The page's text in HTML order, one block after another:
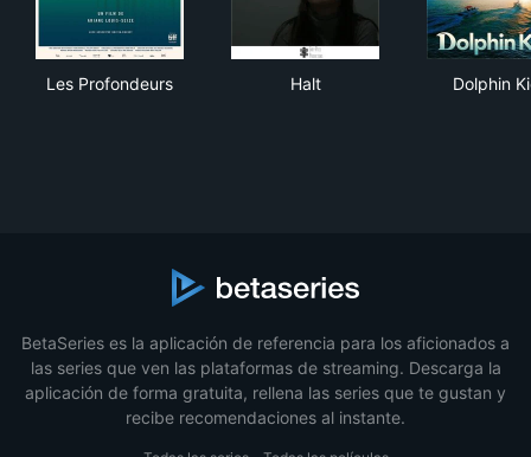
Les Profondeurs Halt Dolphin
BetaSeries es la aplicación de referencia para los aficionados a
las series que ven las plataformas de streaming. Descarga la
aplicación de forma gratuita, rellena las series que te gustan y
recibe recomendaciones al instante.